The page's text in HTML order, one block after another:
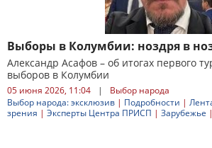
Выборы в Колумбии: ноздря в
Александр Асафов – об итогах первого
выборов в Колумбии
05 июня 2026, 11:04 |
Выбор народа
Выбор народа: эксклюзив | Подробности |
зрения | Эксперты Центра ПРИСП | Зарубежье |